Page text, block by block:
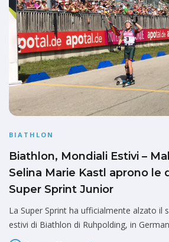
BIATHLON
Biathlon, Mondiali Estivi –
Selina Marie Kastl aprono le
Super Sprint Junior
La Super Sprint ha ufficialmente alzato il
estivi di Biathlon di Ruhpolding, in